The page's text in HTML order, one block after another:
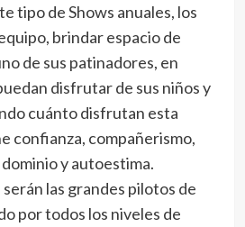
tipo de Shows anuales, los
brindar espacio de
de sus patinadores, en
disfrutar de sus niños y
cuánto disfrutan esta
confianza, compañerismo,
y autoestima.
las grandes pilotos de
por todos los niveles de